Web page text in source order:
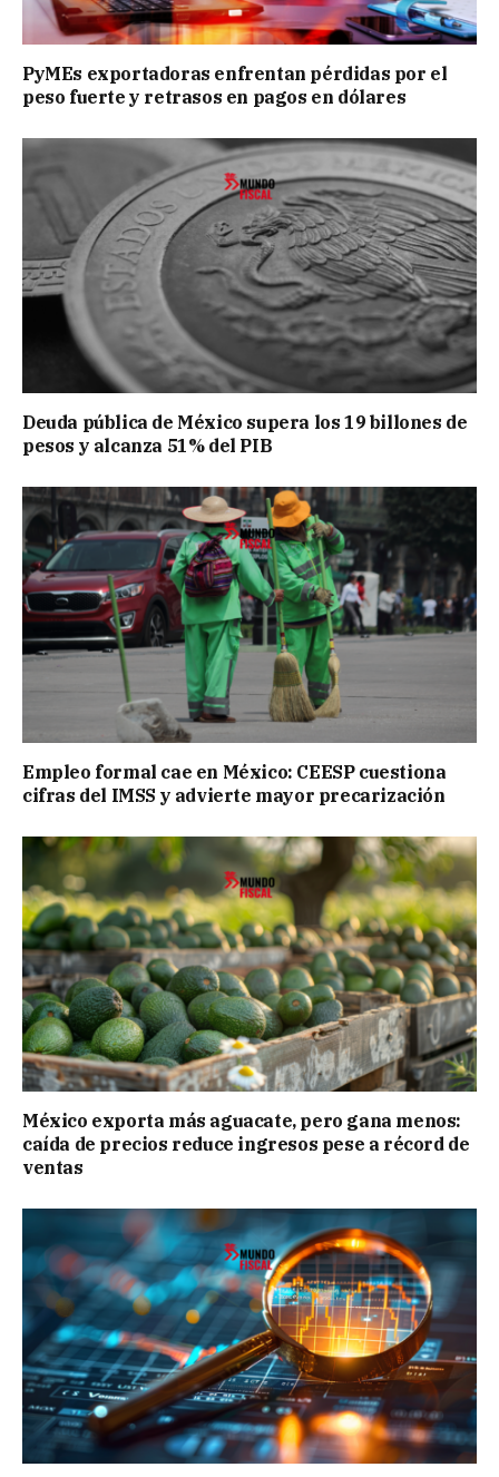
PyMEs exportadoras enfrentan pérdidas por el
peso fuerte y retrasos en pagos en dólares
Deuda pública de México supera los 19 billones de
pesos y alcanza 51% del PIB
Empleo formal cae en México: CEESP cuestiona
cifras del IMSS y advierte mayor precarización
México exporta más aguacate, pero gana menos:
caída de precios reduce ingresos pese a récord de
ventas